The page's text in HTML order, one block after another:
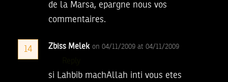
de la Marsa, epargne nous vos
commentaires.
14 Zbiss Melek on 04/11/2009 at 04/11/2009
si Lahbib machAllah inti vous etes